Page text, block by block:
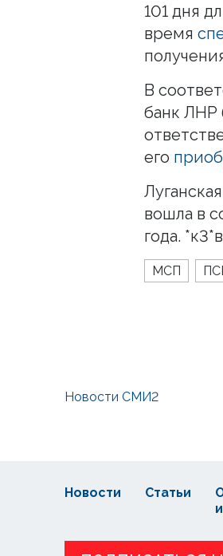
101 дня
время
В
банк ЛНР
его
вошла в
года. *к3*в
МСП
Новости СМИ2
Новости Статьи